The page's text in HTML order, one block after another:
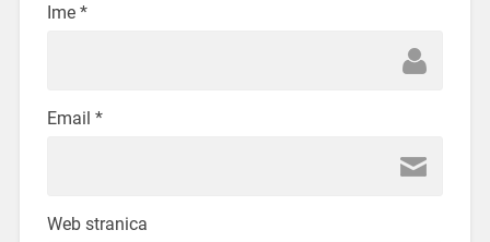
Ime *
Email *
Web stranica